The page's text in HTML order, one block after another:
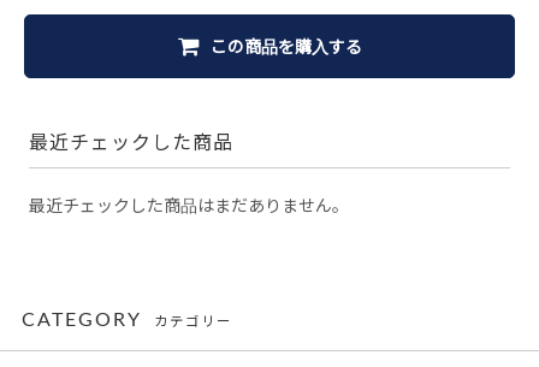
この商品を購入する
最近チェックした商品
最近チェックした商品はまだありません。
CATEGORY カテゴリー